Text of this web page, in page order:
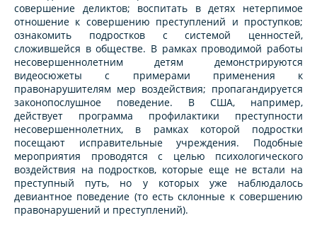
совершение деликтов; воспитать в детях нетерпимое
отношение к совершению преступлений и проступков;
ознакомить подростков с системой ценностей,
сложившейся в обществе. В рамках проводимой работы
несовершеннолетним детям демонстрируются
видеосюжеты с примерами применения к
правонарушителям мер воздействия; пропагандируется
законопослушное поведение. В США, например,
действует программа профилактики преступности
несовершеннолетних, в рамках которой подростки
посещают исправительные учреждения. Подобные
мероприятия проводятся с целью психологического
воздействия на подростков, которые еще не встали на
преступный путь, но у которых уже наблюдалось
девиантное поведение (то есть склонные к совершению
правонарушений и преступлений).